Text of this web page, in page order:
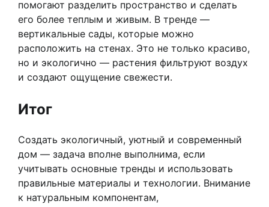
помогают разделить пространство и сделать
его более теплым и живым. В тренде —
вертикальные сады, которые можно
расположить на стенах. Это не только красиво,
но и экологично — растения фильтруют воздух
и создают ощущение свежести.
Итог
Создать экологичный, уютный и современный
дом — задача вполне выполнима, если
учитывать основные тренды и использовать
правильные материалы и технологии. Внимание
к натуральным компонентам,